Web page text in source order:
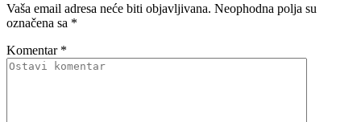
Vaša email adresa neće biti objavljivana. Neophodna polja su
označena sa *
Komentar *